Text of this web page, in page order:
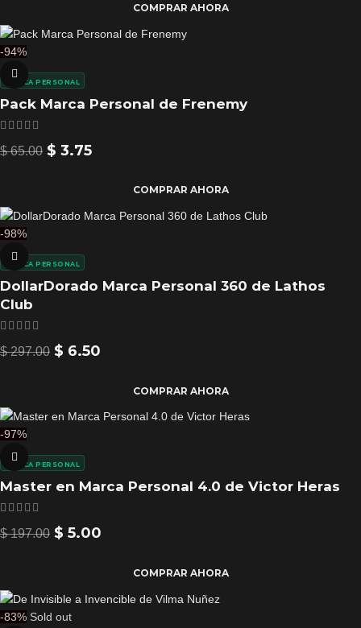
COMPRAR AHORA
-94%
Pack Marca Personal de Frenemy
MARCA PERSONAL
$65.00 $ 3.75
COMPRAR AHORA
-98%
DollarDorado Marca Personal 360 de Lathos
Club
MARCA PERSONAL
$297.00 $ 6.50
COMPRAR AHORA
-97%
Master en Marca Personal 4.0 de Victor Heras
MARCA PERSONAL
$197.00 $ 5.00
COMPRAR AHORA
-83% Sold out